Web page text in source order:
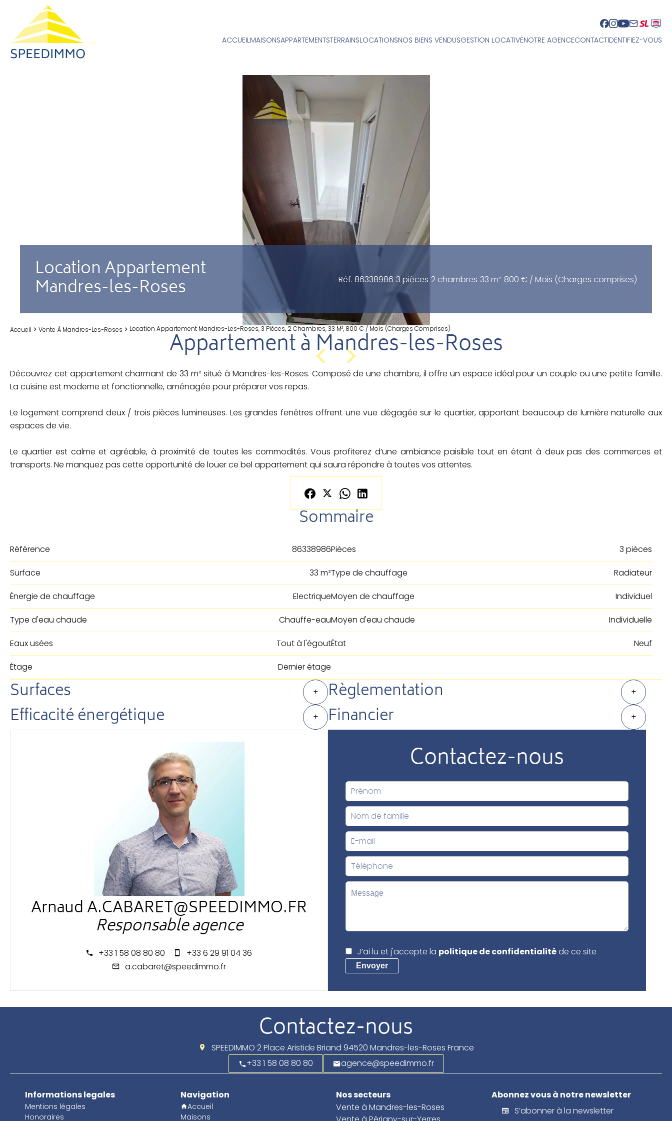
ACCUEILMAISONSAPPARTEMENTSTERRAINSLOCATIONSNOS BIENS VENDUSGESTION LOCATIVENOTRE AGENCECONTACTIDENTIFIEZ-VOUS
Location Appartement
Mandres-les-Roses Réf. 86338986 3 pièces 2 chambres 33 m² 800 € / Mois (Charges comprises)
Accueil Vente À Mandres-Les-Roses Location Appartement Mandres-Les-Roses, 3 Pièces, 2 Chambres, 33 M², 800 € / Mois (Charges Comprises)
Appartement à Mandres-les-Roses
Découvrez cet appartement charmant de 33 m² situé à Mandres-les-Roses. Composé de une chambre, il offre un espace idéal pour un couple ou une petite famille.
La cuisine est moderne et fonctionnelle, aménagée pour préparer vos repas.
Le logement comprend deux / trois pièces lumineuses. Les grandes fenêtres offrent une vue dégagée sur le quartier, apportant beaucoup de lumière naturelle aux
espaces de vie.
Le quartier est calme et agréable, à proximité de toutes les commodités. Vous profiterez d’une ambiance paisible tout en étant à deux pas des commerces et
transports. Ne manquez pas cette opportunité de louer ce bel appartement qui saura répondre à toutes vos attentes.
Sommaire
Référence 86338986Pièces 3 pièces
Surface 33 m²Type de chauffage Radiateur
Énergie de chauffage ElectriqueMoyen de chauffage Individuel
Type d'eau chaude Chauffe-eauMoyen d'eau chaude Individuelle
Eaux usées Tout à l'égoutÉtat Neuf
Étage Dernier étage
Surfaces + Règlementation +
Efficacité énergétique + Financier +
Arnaud A.CABARET@SPEEDIMMO.FR
Responsable agence
+33 1 58 08 80 80
+33 6 29 91 04 36
a.cabaret@speedimmo.fr
Contactez-nous
J’ai lu et j'accepte la politique de confidentialitéde ce site
Envoyer
Contactez-nous
SPEEDIMMO 2 Place Aristide Briand 94520 Mandres-les-Roses France
+33 1 58 08 80 80
agence@speedimmo.fr
Informations legales
Mentions légales
Honoraires
Navigation
Accueil
Maisons
Nos secteurs
Vente à Mandres-les-Roses
Abonnez vous à notre newsletter
S’abonner à la newsletter